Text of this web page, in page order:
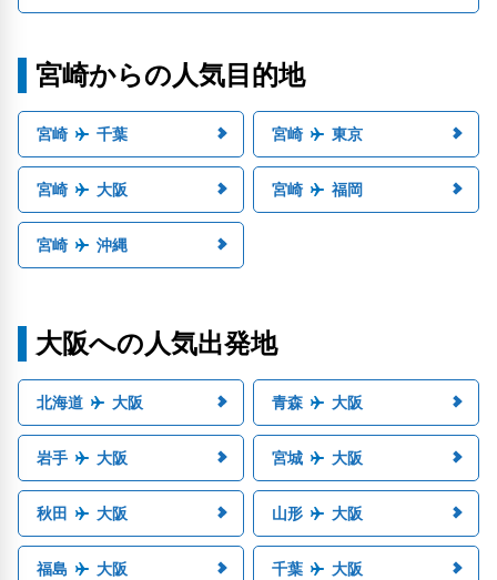
宮崎からの人気目的地
宮崎 千葉 宮崎 東京
宮崎 大阪 宮崎 福岡
宮崎 沖縄
大阪への人気出発地
北海道 大阪 青森 大阪
岩手 大阪 宮城 大阪
秋田 大阪 山形 大阪
福島 大阪 千葉 大阪